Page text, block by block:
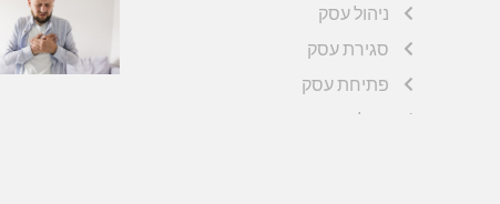
ניהול עסק
סגירת עסק
פתיחת עסק
הבלוג